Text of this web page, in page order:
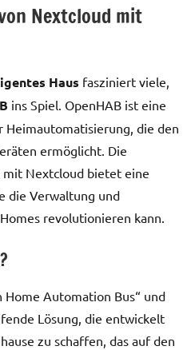
Nextcloud mit
Haus fasziniert viele,
ins Spiel. OpenHAB ist eine
Heimautomatisierung, die den
ermöglicht. Die
Nextcloud bietet eine
die Verwaltung und
revolutionieren kann.
Automation Bus“ und
Lösung, die entwickelt
zu schaffen, das auf den